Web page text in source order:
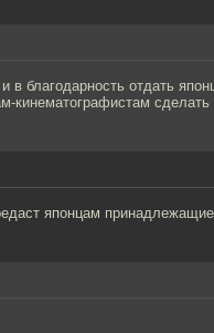
в благодарность отдать
кинематографистам сделать
японцам